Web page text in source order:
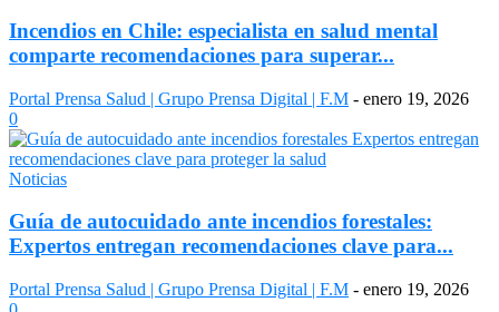
Incendios en Chile: especialista en salud mental
comparte recomendaciones para superar...
Portal Prensa Salud | Grupo Prensa Digital | F.M - enero 19, 2026
0
Noticias
Guía de autocuidado ante incendios forestales:
Expertos entregan recomendaciones clave para...
Portal Prensa Salud | Grupo Prensa Digital | F.M - enero 19, 2026